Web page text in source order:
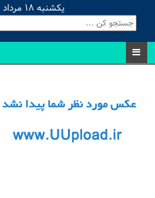
یکشنبه ۱۸ مرداد ۱۴۰۵- Aug 9 2026